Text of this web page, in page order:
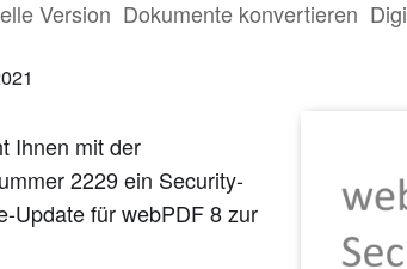
Version Dokumente konvertieren
und Feature-Update für
Ihnen mit der
2229 ein Security-
Update für webPDF 8 zur